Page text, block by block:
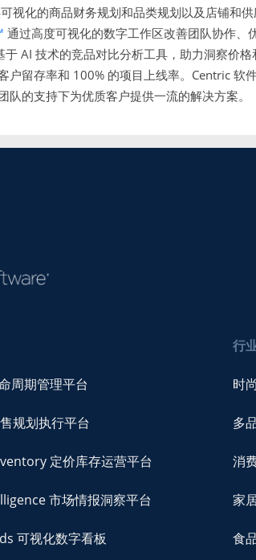
视化的商品财务规划和品类规划以及店铺和
通过高度可视化的数字工作区改善团队协作、
于 AI 技术的竞品对比分析工具，助力洞察价格
户留存率和 100% 的项目上线率。Centric
队的支持下为优质客户提供一流的解决方案。
周期管理平台
规划执行平台
定价库存运营平台
市场情报洞察平台
可视化数字看板
行
时
多
消
家
食